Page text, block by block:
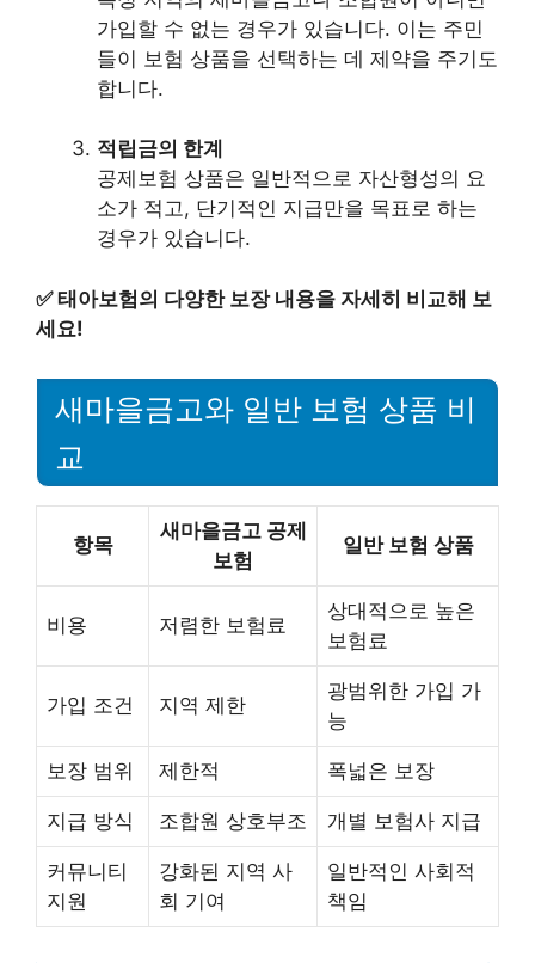
가입할 수 없는 경우가 있습니다. 이는 주민
들이 보험 상품을 선택하는 데 제약을 주기도
합니다.
적립금의 한계
공제보험 상품은 일반적으로 자산형성의 요
소가 적고, 단기적인 지급만을 목표로 하는
경우가 있습니다.
✅태아보험의 다양한 보장 내용을 자세히 비교해 보
세요!
새마을금고와 일반 보험 상품 비
교
항목
새마을금고 공제
보험
일반 보험 상품
비용 저렴한 보험료
상대적으로 높은
보험료
가입 조건 지역 제한
광범위한 가입 가
능
보장 범위 제한적 폭넓은 보장
지급 방식 조합원 상호부조 개별 보험사 지급
커뮤니티
지원
강화된 지역 사
회 기여
일반적인 사회적
책임